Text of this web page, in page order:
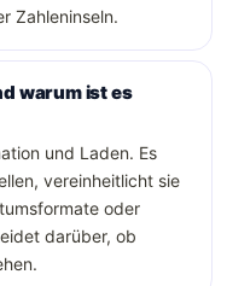
Zahleninseln.
warum ist es
und Laden. Es
vereinheitlicht sie
oder
darüber, ob